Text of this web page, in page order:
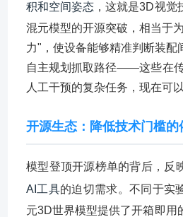
积和空间姿态 ，这就是3D视
混元模型的开源突破，相当于
力"，使设备能够精准判断装配
自主规划抓取路径——这些在
人工干预的复杂任务，现在可
开源生态：降低技术门槛的
模型登顶开源榜单的背后，反
AI工具的迫切需求。不同于实
元3D世界模型提供了开箱即用